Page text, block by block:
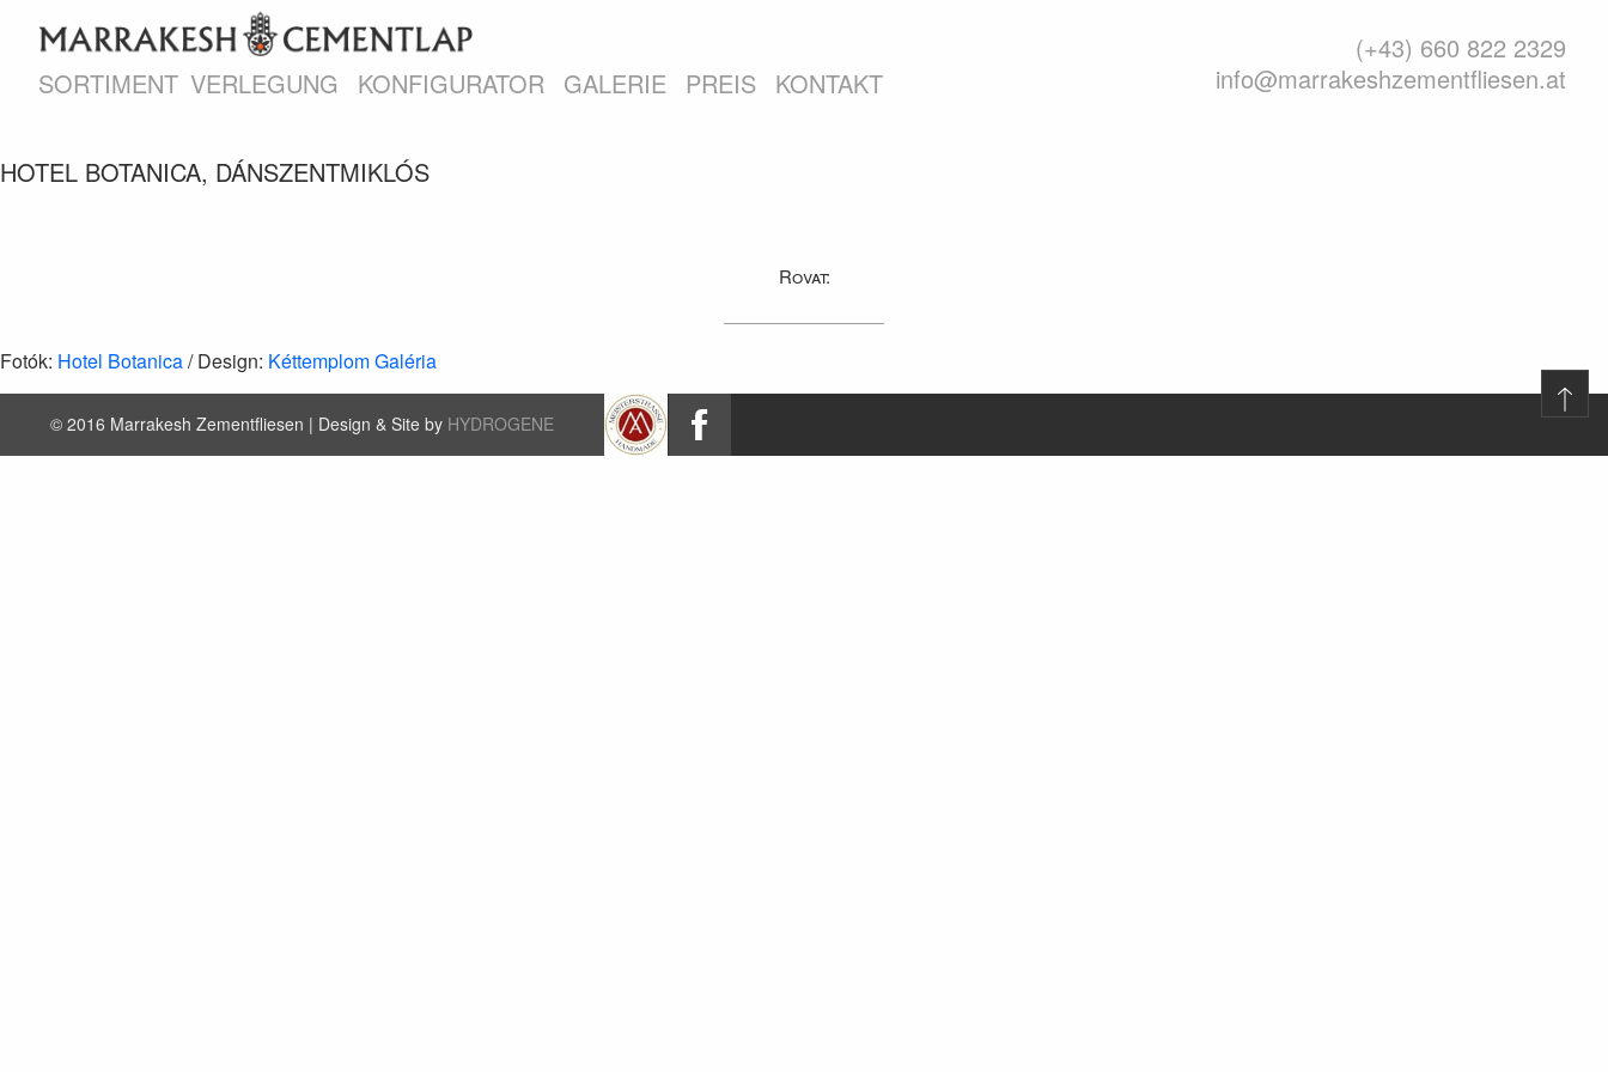
SORTIMENT VERLEGUNG KONFIGURATOR GALERIE PREIS KONTAKT
(+43) 660 822 2329
info@marrakeshzementfliesen.at
HOTEL BOTANICA, DÁNSZENTMIKLÓS
Rovat:
Fotók: Hotel Botanica/ Design: Kéttemplom Galéria
© 2016 Marrakesh Zementfliesen | Design & Site by HYDROGENE